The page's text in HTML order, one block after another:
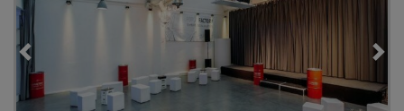
Loading...